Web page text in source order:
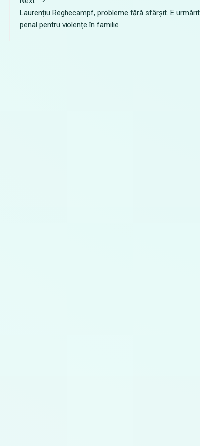
Laurențiu Reghecampf, probleme fără sfârșit. E urmărit
penal pentru violențe în familie